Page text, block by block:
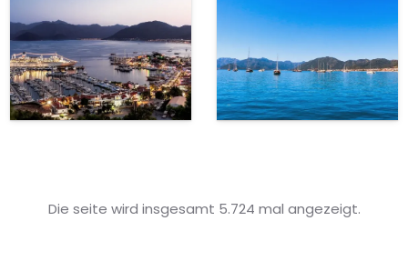
Die seite wird insgesamt 5.724 mal angezeigt.